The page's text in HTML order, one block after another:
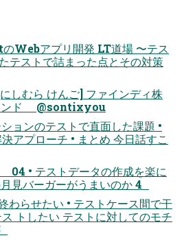
Webアプリ開発 LT道場 〜テス
テストで詰まった点とその対策
しむら けんご] ファインディ株
ンド @sontixyou
ョンのテストで直面した課題 •
アプローチ • まとめ 今日話すこ
04 • テストデータの作成を楽に
見バーガーがうまいのか 4
わらせたい • テストケース間で干
トしたい テストに対してのモチ